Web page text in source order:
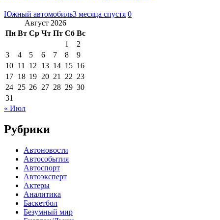
Южный автомобиль3 месяца спустя 0
Август 2026
Пн Вт Ср Чт Пт Сб Вс
1
2
3
4 5 6 7 8
9
10 11 12 13 14 15 16
17 18 19 20 21 22 23
24 25 26 27 28 29 30
31
« Июл
Рубрики
Автоновости
Автособытия
Автоспорт
Автоэксперт
Актеры
Аналитика
Баскетбол
Безумный мир